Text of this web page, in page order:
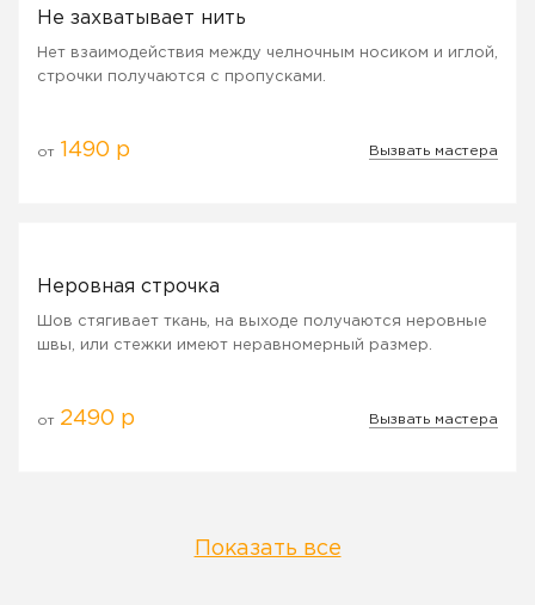
Не захватывает нить
Нет взаимодействия между челночным носиком и иглой,
строчки получаются с пропусками.
от 1490 р Вызвать мастера
Неровная строчка
Шов стягивает ткань, на выходе получаются неровные
швы, или стежки имеют неравномерный размер.
от 2490 р Вызвать мастера
Показать все